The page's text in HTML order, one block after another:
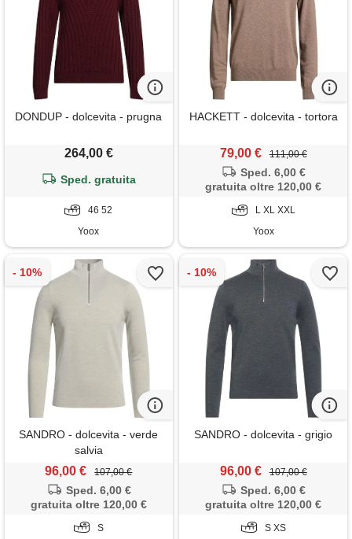
DONDUP - dolcevita - prugna
264,00 €
Sped. gratuita
46 52
Yoox
HACKETT - dolcevita - tortora
79,00 € 111,00 €
Sped. 6,00 €
gratuita oltre 120,00 €
L XL XXL
Yoox
SANDRO - dolcevita - verde
salvia
96,00 € 107,00 €
Sped. 6,00 €
gratuita oltre 120,00 €
S
SANDRO - dolcevita - grigio
96,00 € 107,00 €
Sped. 6,00 €
gratuita oltre 120,00 €
S XS